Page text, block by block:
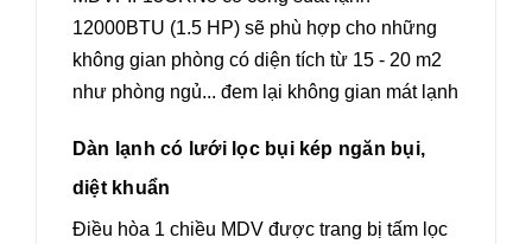
12000BTU (1.5 HP) sẽ phù hợp cho những
không gian phòng có diện tích từ 15 - 20 m2
như phòng ngủ... đem lại không gian mát lạnh
Dàn lạnh có lưới lọc bụi kép ngăn bụi,
diệt khuẩn
Điều hòa 1 chiều MDV được trang bị tấm lọc